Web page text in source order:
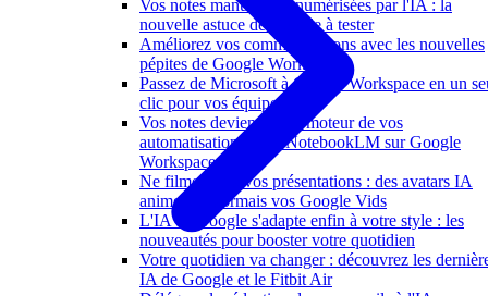
Vos notes manuscrites numérisées par l'IA : la
nouvelle astuce de Google à tester
Améliorez vos communications avec les nouvelles
pépites de Google Workspace
Passez de Microsoft à Google Workspace en un
clic pour vos équipes
Vos notes deviennent le moteur de vos
automatisations avec NotebookLM sur Google
Workspace
Ne filmez plus vos présentations : des avatars IA
animent désormais vos Google Vids
L'IA de Google s'adapte enfin à votre style : les
nouveautés pour booster votre quotidien
Votre quotidien va changer : découvrez les
IA de Google et le Fitbit Air